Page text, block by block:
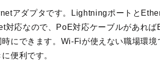
アダプタです。Lightningポートと
対応なので、PoE対応ケーブルがあれ
にできます。Wi-Fiが使えない職場環
便利です。